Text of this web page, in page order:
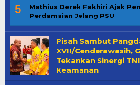
5
Mathius Derek Fakhiri Ajak
Perdamaian Jelang PSU
Pisah Sambut
XVII/Cenderawasih,
Tekankan Sinergi
Keamanan